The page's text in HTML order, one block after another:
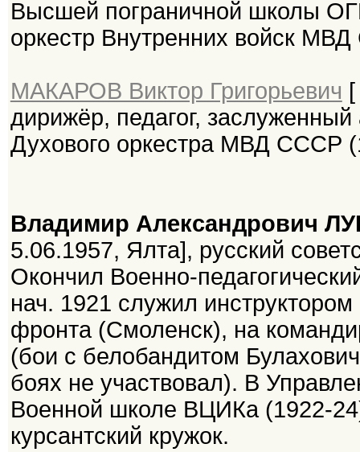
Высшей пограничной школы
оркестр Внутренних войск
МАКАРОВ Виктор Григорьевич
дирижёр, педагог,
Духового оркестра МВД СССР
Владимир Александрович
5.06.1957, Ялта], русский
Окончил Военно-
нач. 1921 служил
фронта (Смоленск), на
(бои с белобандитом
боях не участвовал). В
Военной школе ВЦИКа (1922-
курсантский кружок.